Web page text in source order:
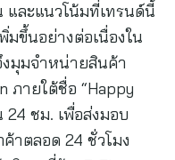
ละแนวโน้มที่เทรนด์นี้
มขึ้นอย่างต่อเนื่องใน
งมุมจำหน่ายสินค้า
ภายใต้ชื่อ “Happy
24 ชม. เพื่อส่งมอบ
าตลอด 24 ชั่วโมง